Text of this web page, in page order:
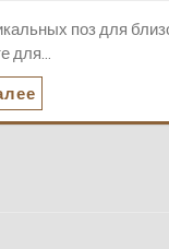
поз для
для…